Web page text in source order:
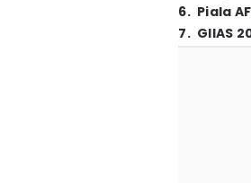
6. Piala
7. GIIAS